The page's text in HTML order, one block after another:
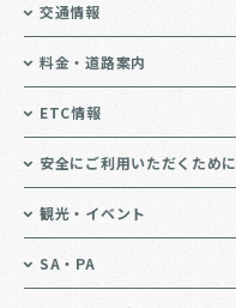
交通情報
料金・道路案内
ETC情報
安全にご利用いただくために
観光・イベント
SA・PA